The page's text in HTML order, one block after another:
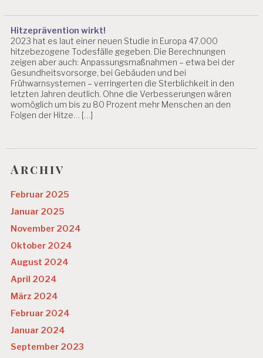
Hitzeprävention wirkt!
2023 hat es laut einer neuen Studie in Europa 47.000
hitzebezogene Todesfälle gegeben. Die Berechnungen
zeigen aber auch: Anpassungsmaßnahmen – etwa bei der
Gesundheitsvorsorge, bei Gebäuden und bei
Frühwarnsystemen – verringerten die Sterblichkeit in den
letzten Jahren deutlich. Ohne die Verbesserungen wären
womöglich um bis zu 80 Prozent mehr Menschen an den
Folgen der Hitze… […]
Archiv
Februar 2025
Januar 2025
November 2024
Oktober 2024
August 2024
April 2024
März 2024
Februar 2024
Januar 2024
September 2023